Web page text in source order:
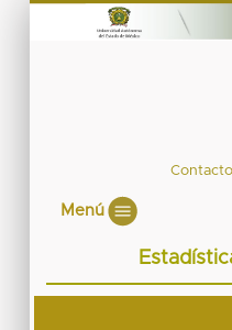
Contacto
Menú